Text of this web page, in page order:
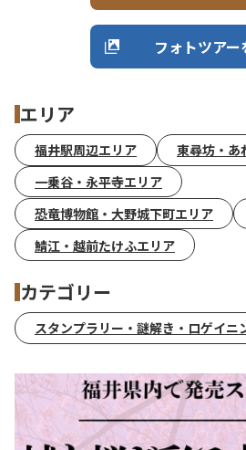
フォトツアー
エリア
福井駅周辺エリア
東尋坊・あ
一乗谷・永平寺エリア
恐竜博物館・大野城下町エリア
鯖江・越前たけふエリア
カテゴリー
スタンプラリー・謎解き・ロゲイニ